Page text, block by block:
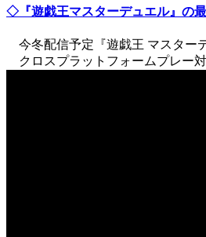
◇『遊戯王マスターデュエル』の
今冬配信予定『遊戯王 マスター
クロスプラットフォームプレー